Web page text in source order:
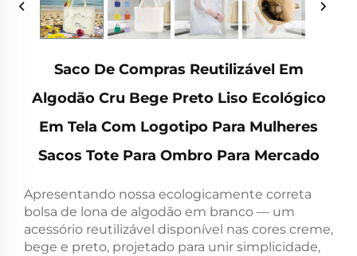
Saco De Compras Reutilizável Em
Algodão Cru Bege Preto Liso Ecológico
Em Tela Com Logotipo Para Mulheres
Sacos Tote Para Ombro Para Mercado
Apresentando nossa ecologicamente correta
bolsa de lona de algodão em branco — um
acessório reutilizável disponível nas cores creme,
bege e preto, projetado para unir simplicidade,